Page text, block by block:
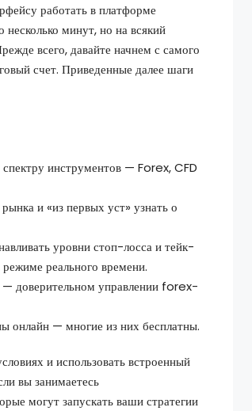
работать в платформе
несколько минут, но на всякий
всего, давайте начнем с самого
счет. Приведенные далее шаги
инструментов — Forex, CFD
и «из первых уст» узнать о
уровни стоп-лосса и тейк-
реального времени.
доверительном управлении forex-
онлайн — многие из них бесплатны.
и использовать встроенный
вы занимаетесь
могут запускать ваши стратегии